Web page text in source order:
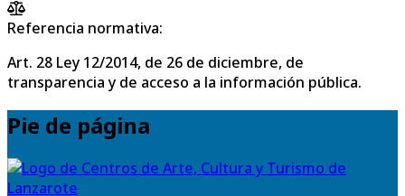
Referencia normativa:
Art. 28 Ley 12/2014, de 26 de diciembre, de
transparencia y de acceso a la información pública.
Pie de página